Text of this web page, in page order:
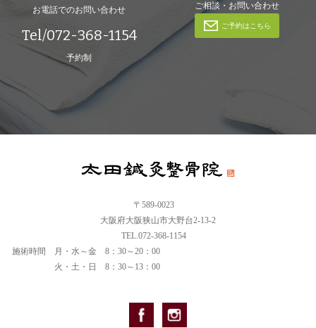
お電話でのお問い合わせ
Tel/072-368-1154
予約制
ご相談・お問い合わせ
ご予約はこちら
〒589-0023
大阪府大阪狭山市大野台2-13-2
TEL.072-368-1154
施術時間
月・水～金 8：30～20：00
火・土・日 8：30～13：00